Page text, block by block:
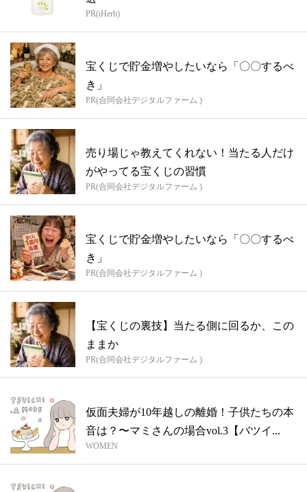
PR(iHerb)
宝くじで貯金増やしたいなら「〇〇するべ
き」
PR(合同会社デジタルファーム )
売り場じゃ教えてくれない！当たる人だけ
がやってる宝くじの習慣
PR(合同会社デジタルファーム )
宝くじで貯金増やしたいなら「〇〇するべ
き」
PR(合同会社デジタルファーム )
【宝くじの裏技】当たる側に回るか、この
ままか
PR(合同会社デジタルファーム )
仮面夫婦が10年越しの離婚！子供たちの本
音は？〜マミさんの場合vol.3【バツイ...
WOMEN